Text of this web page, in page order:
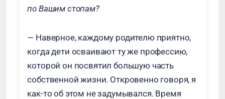
по Вашим стопам?
— Наверное, каждому родителю приятно,
когда дети осваивают ту же профессию,
которой он посвятил большую часть
собственной жизни. Откровенно говоря, я
как-то об этом не задумывался. Время